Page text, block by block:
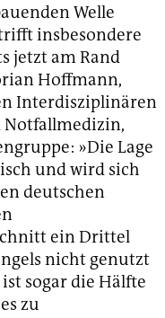
Welle
insbesondere
jetzt am Rand
Hoffmann,
Interdiszi­pli­nären
»Die Lage
und wird sich
deutschen
ein Drittel
nicht genutzt
sogar die Hälfte
zu